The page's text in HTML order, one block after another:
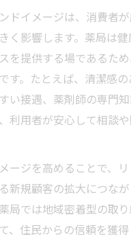
ドイメージは、消費者
く影響します。薬局は
を提供する場であるた
す。たとえば、清潔感
い接遇、薬剤師の専門
利用者が安心して相談
ージを高めることで、
新規顧客の拡大につな
局では地域密着型の取
、住民からの信頼を獲